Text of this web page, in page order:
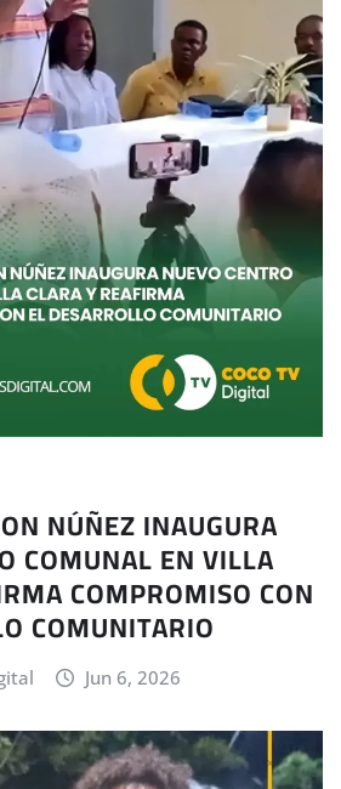
NÚÑEZ INAUGURA
COMUNAL EN VILLA
COMPROMISO CON
COMUNITARIO
Jun 6, 2026